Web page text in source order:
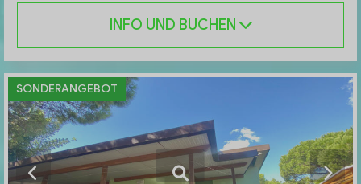
INFO UND BUCHEN
SONDERANGEBOT